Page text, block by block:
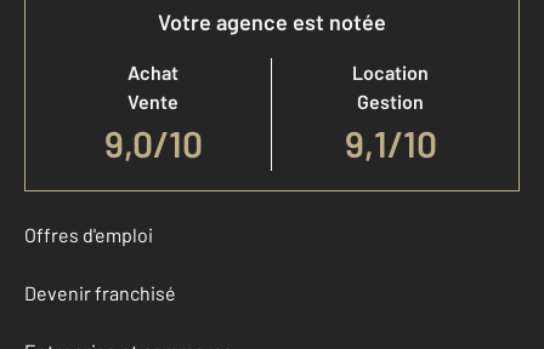
Votre agence est notée
Achat
Vente
9,0/10
Location
Gestion
9,1/10
Offres d'emploi
Devenir franchisé